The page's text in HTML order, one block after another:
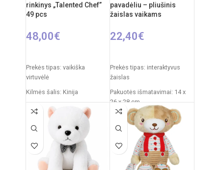
Kilmės šalis:Italija /
Clementoni
rinkinys „Talented Chef”
49 pcs
48,00€
Prekės tipas: vaikiška
virtuvėlė
Kilmės šalis: Kinija
Pakuotės išmatavimai: 11,5 x
48 x 70 cm
Virtuvėlės išmatavimai: 33 x
34,5 x 72,5 cm
Produkto medžiaga: plastikas
pavadėliu – pliušinis
žaislas vaikams
22,40€
Prekės tipas: interaktyvus
žaislas
Pakuotės išmatavimai: 14 x
26 x 28 cm
Žaislo išmatavimai: 27 × 12 ×
27 cm
Rekomenduojamas amžius:
nuo 3 metų
Elementai: 3 x AA